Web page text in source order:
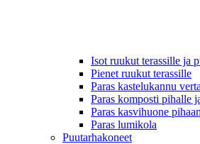
Isot ruukut terassille ja
Pienet ruukut terassille
Paras kastelukannu
Paras komposti pihalle
Paras kasvihuone
Paras lumikola
Puutarhakoneet